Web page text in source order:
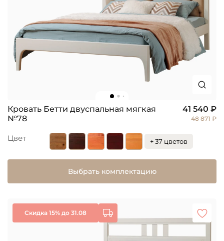
Кровать Бетти двуспальная мягкая
№78
41 540 ₽
48 871 ₽
Цвет + 37 цветов
Выбрать комплектацию
Скидка 15% до 31.08